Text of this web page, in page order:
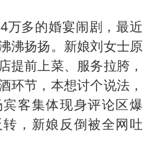
女主硬加吻戏短剧已下架
周末打虎 宋致远被查
台风白海豚实时路径
郑丽文：台湾从来没有“独立”过
女子网购名牌包发现是自己丢的那只
万多的婚宴闹剧，最近
沸扬扬。新娘刘女士原
提前上菜、服务拉胯，
环节，本想讨个说法，
客集体现身评论区爆
，新娘反倒被全网吐